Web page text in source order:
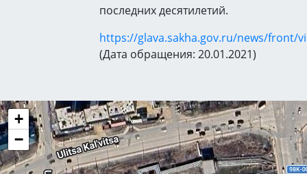
последних десятилетий.
https://glava.sakha.gov.ru/news/front/
(Дата обращения: 20.01.2021)
+
−